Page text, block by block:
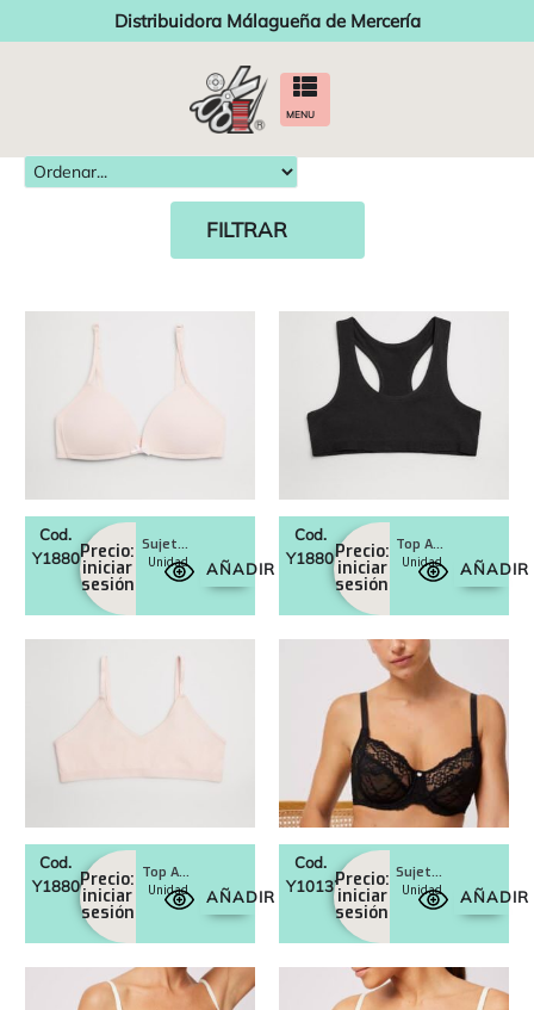
Distribuidora Málagueña de Mercería
MENU
FILTRAR
Cod.
Y18802Precio:
iniciar
sesión
Sujetador Art. 18802
Unidad AÑADIR
Cod.
Y18801Precio:
iniciar
sesión
Top Art. 18801
Unidad AÑADIR
Cod.
Y18800Precio:
iniciar
sesión
Top Art. 18800
Unidad AÑADIR
Cod.
Y10137Precio:
iniciar
sesión
Sujetador con aro sin relleno Art. 10137
Unidad AÑADIR